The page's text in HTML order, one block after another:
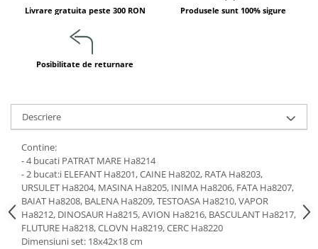
Jucarii de constructii
Dezvoltare cognitiva
Jocuri matematice
Dezvoltare psihomotrica
Dezvoltare proprioceptiva
Dezvoltare vestibulara
Echilibru
Jucarii de echilibru
Mingi terapeutice
Module din burete
Motricitate fina
Livrare gratuita peste 300 RON Produsele sunt 100% sigure
Posibilitate de returnare
Descriere
Contine:
- 4 bucati PATRAT MARE Ha8214
- 2 bucat:i ELEFANT Ha8201, CAINE Ha8202, RATA Ha8203,
URSULET Ha8204, MASINA Ha8205, INIMA Ha8206, FATA Ha8207,
BAIAT Ha8208, BALENA Ha8209, TESTOASA Ha8210, VAPOR
Ha8212, DINOSAUR Ha8215, AVION Ha8216, BASCULANT Ha8217,
FLUTURE Ha8218, CLOVN Ha8219, CERC Ha8220
Dimensiuni set: 18x42x18 cm